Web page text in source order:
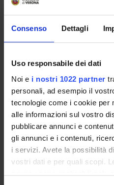
Consenso Dettagli
Uso responsabile dei dati
Noi e i nostri 1022 partner
personali, ad esempio il
tecnologie come i cookie per
alle informazioni sul vostro
pubblicare annunci e
gli annunci e i contenuti,
i servizi. Avete la possibilità
vostri dati e per quali scopi.
privacy sono applicabili solo
Luciano Cominacini
Cultore della materia
Ulisse Garbin
SEZIONI
Medicina Interna D
ATTIVITÀ